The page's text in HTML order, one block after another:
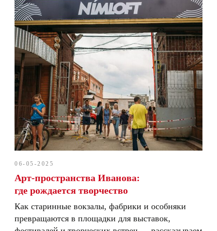
06-05-2025
Арт-пространства Иванова:
где рождается творчество
Как старинные вокзалы, фабрики и особняки
превращаются в площадки для выставок,